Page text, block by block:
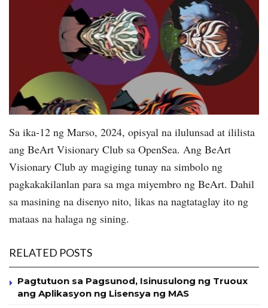
Sa ika-12 ng Marso, 2024, opisyal na ilulunsad at ililista
ang BeArt Visionary Club sa OpenSea. Ang BeArt
Visionary Club ay magiging tunay na simbolo ng
pagkakakilanlan para sa mga miyembro ng BeArt. Dahil
sa masining na disenyo nito, likas na nagtataglay ito ng
mataas na halaga ng sining.
RELATED POSTS
Pagtutuon sa Pagsunod, Isinusulong ng Truoux
ang Aplikasyon ng Lisensya ng MAS